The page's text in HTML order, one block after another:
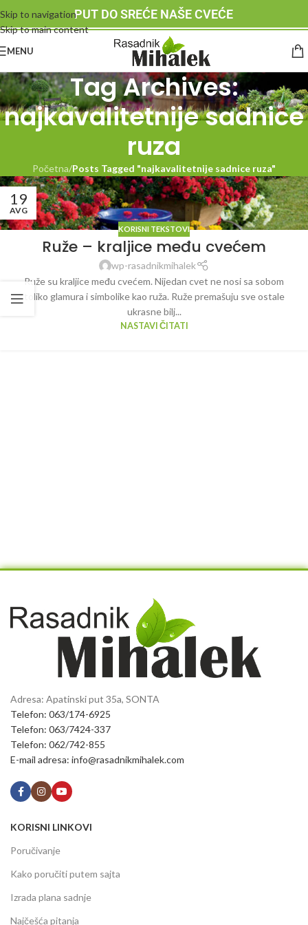
Skip to navigation
Skip to main content
PUT DO SREĆE NAŠE CVEĆE
MENU
Tag Archives:
najkavalitetnije sadnice
ruza
Početna/Posts Tagged "najkavalitetnije sadnice ruza"
19
AVG
KORISNI TEKSTOVI
Ruže – kraljice među cvećem
wp-rasadnikmihalek
Ruže su kraljice među cvećem. Nijedan cvet ne nosi sa sobom
toliko glamura i simbolike kao ruža. Ruže premašuju sve ostale
ukrasne bilj...
NASTAVI ČITATI
Adresa: Apatinski put 35a, SONTA
Telefon: 063/174-6925
Telefon: 063/7424-337
Telefon: 062/742-855
E-mail adresa: info@rasadnikmihalek.com
KORISNI LINKOVI
Poručivanje
Kako poručiti putem sajta
Izrada plana sadnje
Najčešća pitanja